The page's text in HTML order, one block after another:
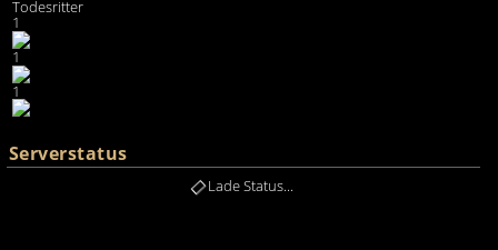
Todesritter
1
1
1
Serverstatus
Lade Status...